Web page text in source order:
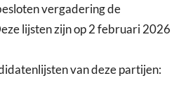
vergadering de
lijsten zijn op 2 februari 2026
van deze partijen: